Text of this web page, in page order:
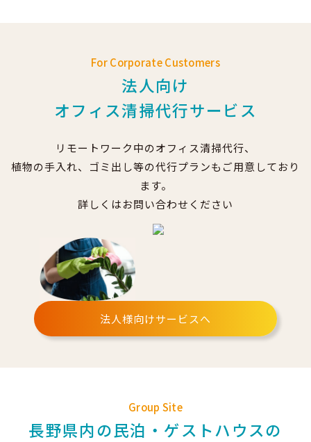
For Corporate Customers
法人向け
オフィス清掃代行サービス
リモートワーク中のオフィス清掃代行、
植物の手入れ、ゴミ出し等の代行プランもご用意しており
ます。
詳しくはお問い合わせください
法人様向けサービスへ
Group Site
長野県内の民泊・ゲストハウスの